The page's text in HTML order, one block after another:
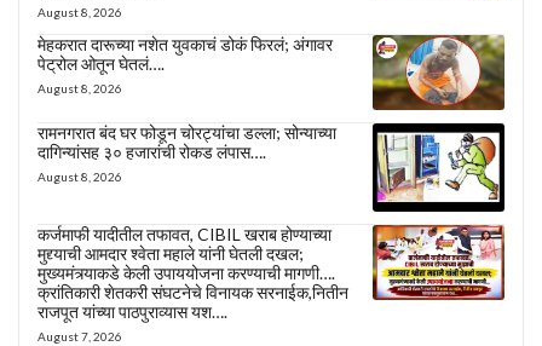
August 8, 2026
मेहकरात दारूच्या नशेत युवकाचं डोकं फिरलं; अंगावर
पेट्रोल ओतून घेतलं….
August 8, 2026
रामनगरात बंद घर फोडून चोरट्यांचा डल्ला; सोन्याच्या
दागिन्यांसह ३० हजारांची रोकड लंपास….
August 8, 2026
कर्जमाफी यादीतील तफावत, CIBIL खराब होण्याच्या
मुद्द्याची आमदार श्वेता महाले यांनी घेतली दखल;
मुख्यमंत्र्याकडे केली उपाययोजना करण्याची मागणी….
क्रांतिकारी शेतकरी संघटनेचे विनायक सरनाईक,नितीन
राजपूत यांच्या पाठपुराव्यास यश….
August 7, 2026